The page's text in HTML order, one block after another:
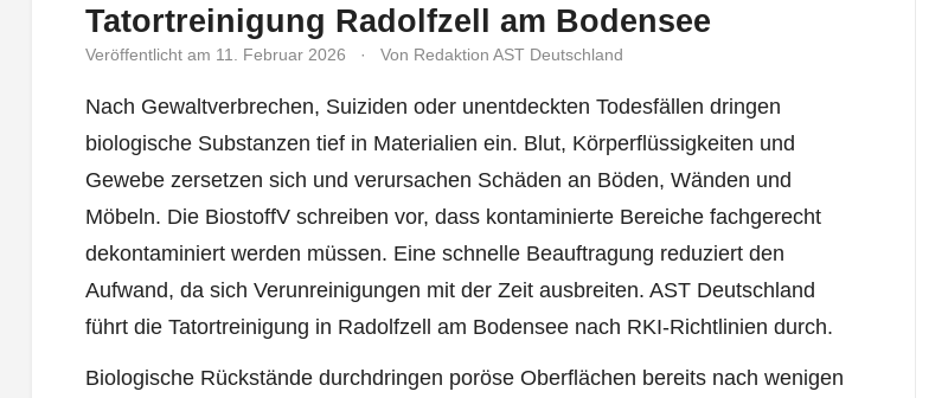
Tatortreinigung Radolfzell am Bodensee
Veröffentlicht am 11. Februar 2026 · Von Redaktion AST Deutschland
Nach Gewaltverbrechen, Suiziden oder unentdeckten Todesfällen dringen
biologische Substanzen tief in Materialien ein. Blut, Körperflüssigkeiten und
Gewebe zersetzen sich und verursachen Schäden an Böden, Wänden und
Möbeln. Die BiostoffV schreiben vor, dass kontaminierte Bereiche fachgerecht
dekontaminiert werden müssen. Eine schnelle Beauftragung reduziert den
Aufwand, da sich Verunreinigungen mit der Zeit ausbreiten. AST Deutschland
führt die Tatortreinigung in Radolfzell am Bodensee nach RKI-Richtlinien durch.
Biologische Rückstände durchdringen poröse Oberflächen bereits nach wenigen